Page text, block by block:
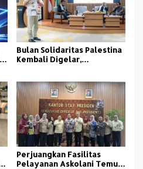
Bulan Solidaritas Palestina
Kembali Digelar,
Perjuangkan Fasilitas
Pelayanan Askolani Temui